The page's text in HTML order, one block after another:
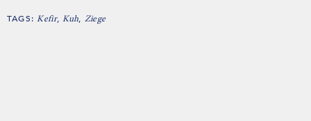
TAGS:Kefir,Kuh, Ziege